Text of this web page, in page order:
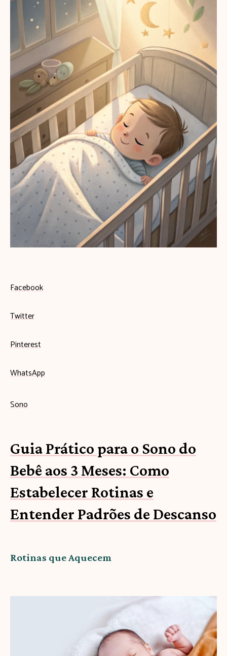
Facebook
Twitter
Pinterest
WhatsApp
Sono
Guia Prático para o Sono do
Bebê aos 3 Meses: Como
Estabelecer Rotinas e
Entender Padrões de Descanso
Rotinas que Aquecem